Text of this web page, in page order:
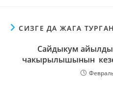
СИЗГЕ ДА ЖАГА
Сайдыкум
чакырылышынын